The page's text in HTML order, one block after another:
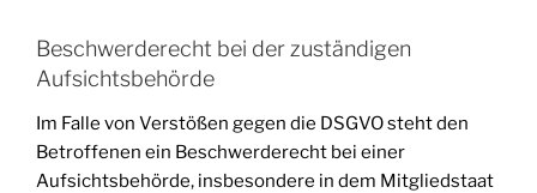
Beschwerde­recht bei der zuständigen
Aufsichts­behörde
Im Falle von Verstößen gegen die DSGVO steht den
Betroffenen ein Beschwerderecht bei einer
Aufsichtsbehörde, insbesondere in dem Mitgliedstaat